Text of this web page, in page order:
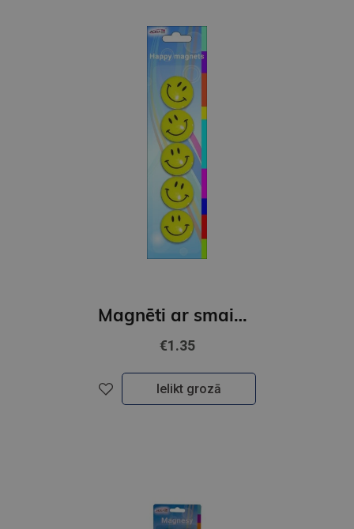
Magnēti ar smaidiņu, 35mm, 5gab.
€1.35
Ielikt grozā